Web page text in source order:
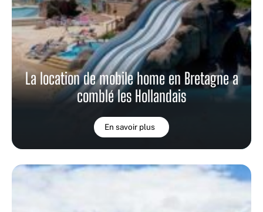
La location de mobile home en Bretagne a
comblé les Hollandais
En savoir plus